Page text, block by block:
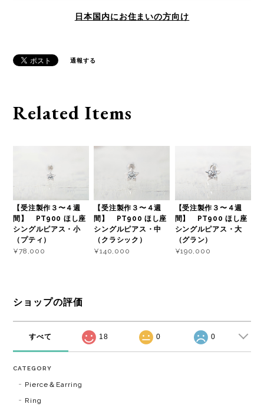
日本国内にお住まいの方向け
通報する
Related Items
【受注製作３〜４週
間】 PT900 ほし座
シングルピアス・小
（プティ）
¥78,000
【受注製作３〜４週
間】 PT900 ほし座
シングルピアス・中
（クラシック）
¥140,000
【受注製作３〜４週
間】 PT900 ほし座
シングルピアス・大
（グラン）
¥190,000
ショップの評価
すべて 18 0 0
CATEGORY
Pierce＆Earring
Ring